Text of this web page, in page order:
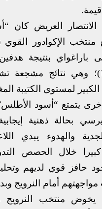
الانتصار العريض كان
باراغواي بنتيجة
واحد (2-1)؛ وهي نتائج
لمستوى الكتيبة
يتمتع “أسود
بحالة ذهنية
والهدوء يبدي
خلال الحصص
حافز قوي لديهم
أمام النرويج
يخوض منتخب النرويج